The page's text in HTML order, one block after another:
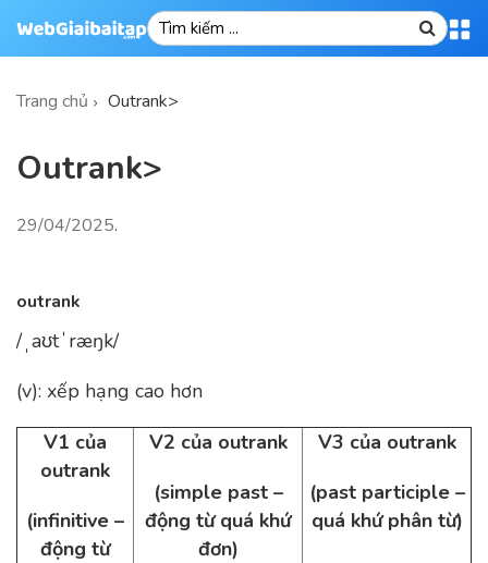
Trang chủ Outrank>
Outrank>
29/04/2025.
outrank
/ˌaʊtˈræŋk/
(v): xếp hạng cao hơn
V1 của
outrank
(infinitive –
động từ
V2 của outrank
(simple past –
động từ quá khứ
đơn)
V3 của outrank
(past participle –
quá khứ phân từ)